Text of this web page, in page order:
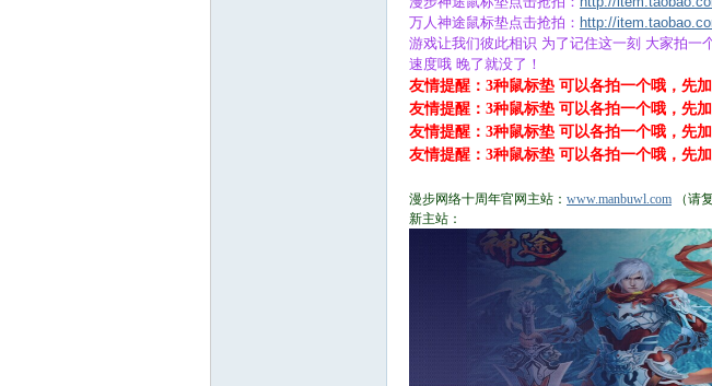
万人神途鼠标垫点击抢拍： http://
游戏让我们彼此相识 为了记住这一刻 大家拍一
速度哦 晚了就没了！
友情提醒：3种鼠标垫 可以各拍一个哦，先
友情提醒：3种鼠标垫 可以各拍一个哦，先
友情提醒：3种鼠标垫 可以各拍一个哦，先
友情提醒：3种鼠标垫 可以各拍一个哦，先
漫步网络十周年官网主站： www.manbuwl.com （请
新主站：